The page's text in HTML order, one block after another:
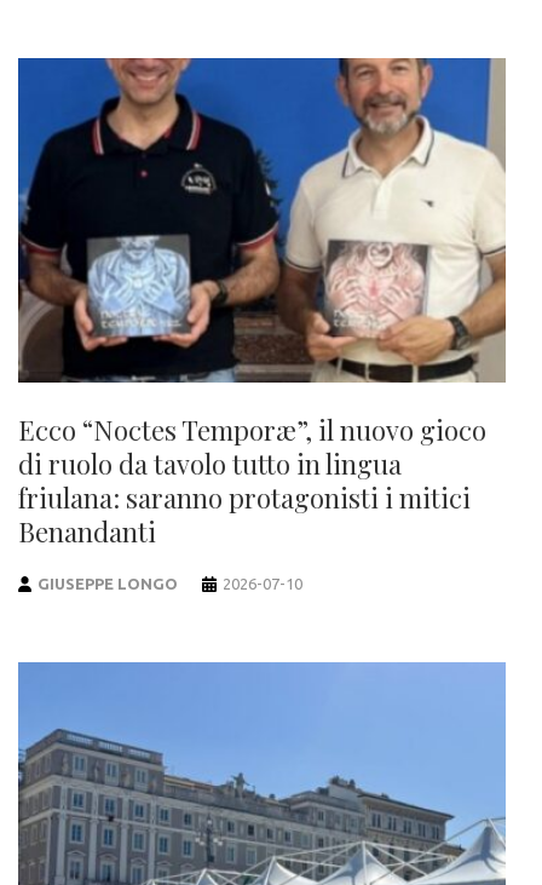
Ecco “Noctes Temporæ”, il nuovo gioco
di ruolo da tavolo tutto in lingua
friulana: saranno protagonisti i mitici
Benandanti
GIUSEPPE LONGO 2026-07-10